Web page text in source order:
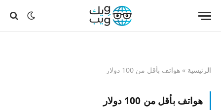
الرئيسية » هواتف بأقل من 100 دولار
هواتف بأقل من 100 دولار